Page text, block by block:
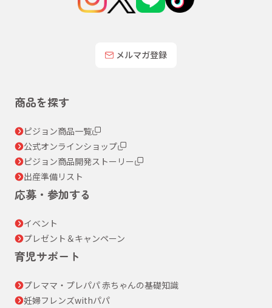
メルマガ登録
商品を探す
ピジョン商品一覧
公式オンラインショップ
ピジョン商品開発ストーリー
出産準備リスト
応募・参加する
イベント
プレゼント＆キャンペーン
育児サポート
プレママ・プレパパ 赤ちゃんの基礎知識
妊婦フレンズwithパパ